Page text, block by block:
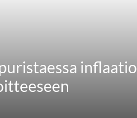
inflaatio